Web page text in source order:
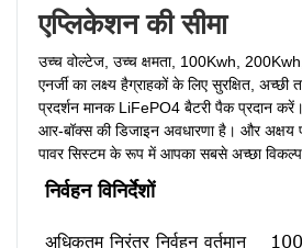
एप्लिकेशन की सीमा
उच्च वोल्टेज, उच्च क्षमता, 100Kwh,
एनर्जी का लक्ष्य हैग्राहकों के लिए सुरक्षित,
प्रदर्शन मानक LiFePO4 बैटरी पैक प्रदान
आर-बॉक्स की डिजाइन अवधारणा है। और
पावर सिस्टम के रूप में आपका सबसे अच्छा
निर्वहन विनिर्देशों
अधिकतम निरंतर निर्वहन वर्तमान